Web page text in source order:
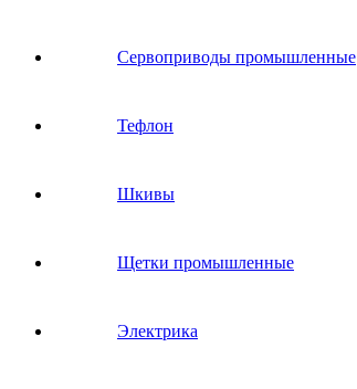
Сервоприводы промышленные
Тефлон
Шкивы
Щетки промышленные
Электрика